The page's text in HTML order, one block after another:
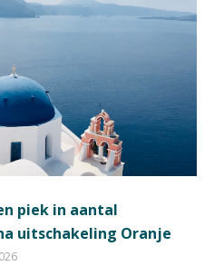
piek in aantal
uitschakeling Oranje